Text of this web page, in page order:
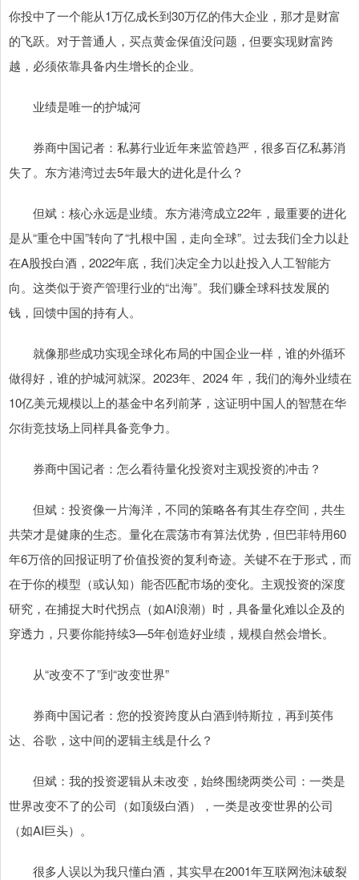
你投中了一个能从1万亿成长到30万亿的伟大企业，那才是财富
的飞跃。对于普通人，买点黄金保值没问题，但要实现财富跨
越，必须依靠具备内生增长的企业。
业绩是唯一的护城河
券商中国记者：私募行业近年来监管趋严，很多百亿私募消
失了。东方港湾过去5年最大的进化是什么？
但斌：核心永远是业绩。东方港湾成立22年，最重要的进化
是从“重仓中国”转向了“扎根中国，走向全球”。过去我们全力以赴
在A股投白酒，2022年底，我们决定全力以赴投入人工智能方
向。这类似于资产管理行业的“出海”。我们赚全球科技发展的
钱，回馈中国的持有人。
就像那些成功实现全球化布局的中国企业一样，谁的外循环
做得好，谁的护城河就深。2023年、2024 年，我们的海外业绩在
10亿美元规模以上的基金中名列前茅，这证明中国人的智慧在华
尔街竞技场上同样具备竞争力。
券商中国记者：怎么看待量化投资对主观投资的冲击？
但斌：投资像一片海洋，不同的策略各有其生存空间，共生
共荣才是健康的生态。量化在震荡市有算法优势，但巴菲特用60
年6万倍的回报证明了价值投资的复利奇迹。关键不在于形式，而
在于你的模型（或认知）能否匹配市场的变化。主观投资的深度
研究，在捕捉大时代拐点（如AI浪潮）时，具备量化难以企及的
穿透力，只要你能持续3—5年创造好业绩，规模自然会增长。
从“改变不了”到“改变世界”
券商中国记者：您的投资跨度从白酒到特斯拉，再到英伟
达、谷歌，这中间的逻辑主线是什么？
但斌：我的投资逻辑从未改变，始终围绕两类公司：一类是
世界改变不了的公司（如顶级白酒），一类是改变世界的公司
（如AI巨头）。
很多人误以为我只懂白酒，其实早在2001年互联网泡沫破裂